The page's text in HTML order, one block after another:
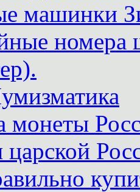
машинки